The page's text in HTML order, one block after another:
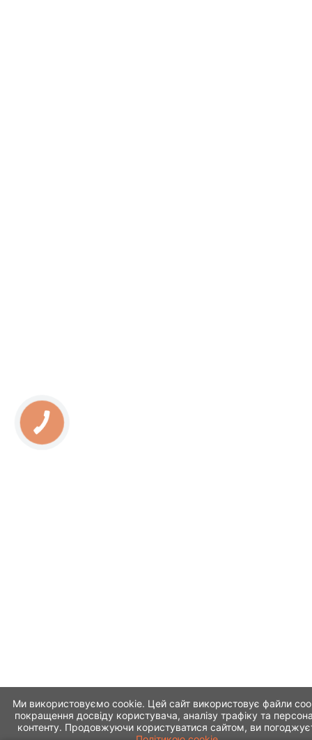
Ми використовуємо cookie. Цей сайт використовує файли
покращення досвіду користувача, аналізу трафіку та
контенту. Продовжуючи користуватися сайтом, ви